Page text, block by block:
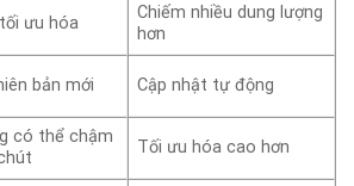
ưu hóa
Chiếm nhiều dung lượng
hơn
bản mới Cập nhật tự động
có thể chậm
Tối ưu hóa cao hơn